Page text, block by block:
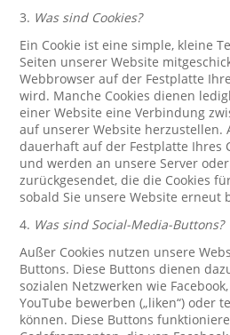
3. Was sind Cookies?
Ein Cookie ist eine simple, kleine
Seiten unserer Website
Webbrowser auf der Festplatte
wird. Manche Cookies dienen
einer Website eine Verbindung
auf unserer Website herzustellen.
dauerhaft auf der Festplatte Ihres
und werden an unsere Server
zurückgesendet, die die Cookies
sobald Sie unsere Website erneut
4. Was sind Social-Media-Buttons?
Außer Cookies nutzen unsere
Buttons. Diese Buttons dienen
sozialen Netzwerken wie
YouTube bewerben („liken“) oder
können. Diese Buttons